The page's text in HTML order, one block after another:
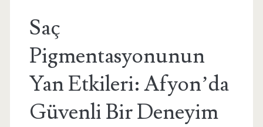
Saç
Pigmentasyonunun
Yan Etkileri: Afyon’da
Güvenli Bir Deneyim